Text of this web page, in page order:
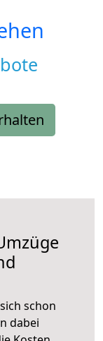
schon
dabei